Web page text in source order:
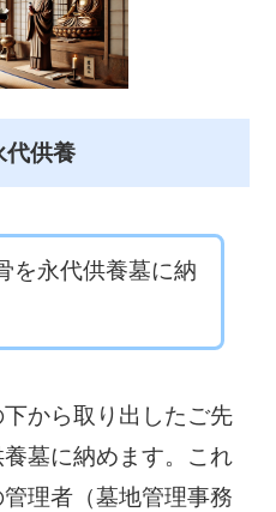
馬郡つるぎ町貞
光字東浦1-3
0883-62-3111
供養
を永代供養墓に納
から取り出したご先
墓に納めます。これ
理者（墓地管理事務